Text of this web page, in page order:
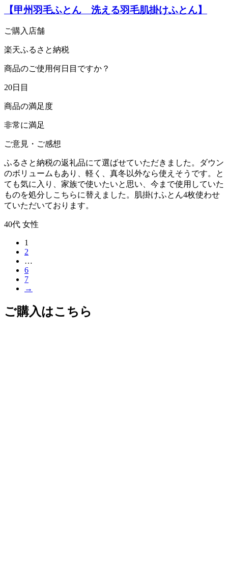
【甲州羽毛ふとん 洗える羽毛肌掛けふとん】
ご購入店舗
楽天ふるさと納税
商品のご使用何日目ですか？
20日目
商品の満足度
非常に満足
ご意見・ご感想
ふるさと納税の返礼品にて選ばせていただきました。ダウン
のボリュームもあり、軽く、真冬以外なら使えそうです。と
ても気に入り、家族で使いたいと思い、今まで使用していた
ものを処分しこちらに替えました。肌掛けふとん4枚使わせ
ていただいております。
40代 女性
1
2
…
6
7
→
ご購入はこちら